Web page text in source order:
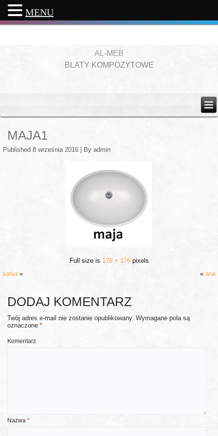
AL-MEB
BLATY KOMPOZYTOWE
MAJA1
Published 8 września 2016 By admin
Full size is 176 × 176pixels
sonia » « ana
DODAJ KOMENTARZ
Twój adres e-mail nie zostanie opublikowany. Wymagane pola są
oznaczone*
Komentarz
Nazwa*
MENU